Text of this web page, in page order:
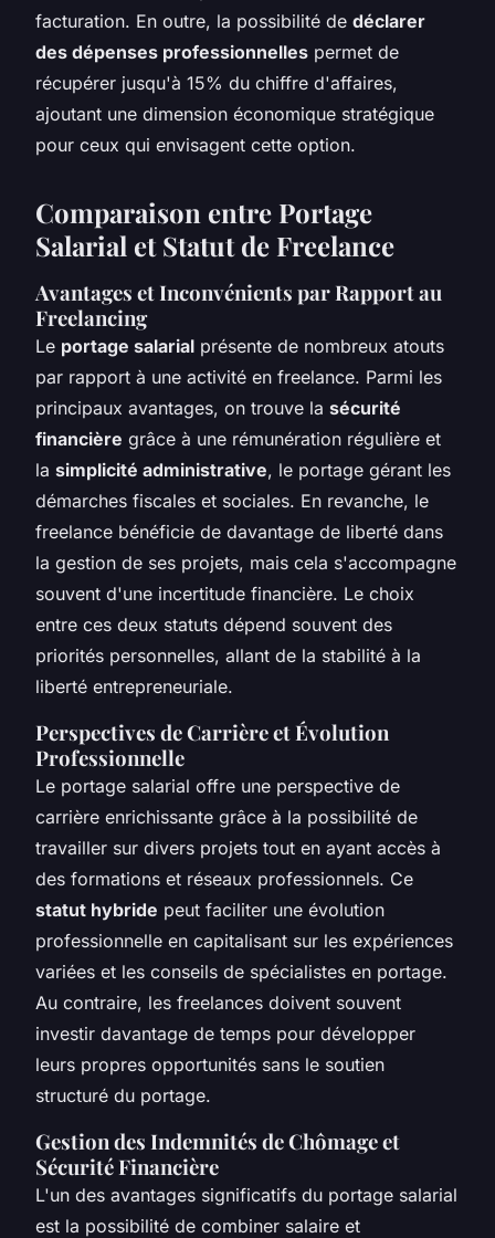
facturation. En outre, la possibilité de déclarer
des dépenses professionnelles permet de
récupérer jusqu'à 15% du chiffre d'affaires,
ajoutant une dimension économique stratégique
pour ceux qui envisagent cette option.
Comparaison entre Portage
Salarial et Statut de Freelance
Avantages et Inconvénients par Rapport au
Freelancing
Le portage salarial présente de nombreux atouts
par rapport à une activité en freelance. Parmi les
principaux avantages, on trouve la sécurité
financière grâce à une rémunération régulière et
la simplicité administrative, le portage gérant les
démarches fiscales et sociales. En revanche, le
freelance bénéficie de davantage de liberté dans
la gestion de ses projets, mais cela s'accompagne
souvent d'une incertitude financière. Le choix
entre ces deux statuts dépend souvent des
priorités personnelles, allant de la stabilité à la
liberté entrepreneuriale.
Perspectives de Carrière et Évolution
Professionnelle
Le portage salarial offre une perspective de
carrière enrichissante grâce à la possibilité de
travailler sur divers projets tout en ayant accès à
des formations et réseaux professionnels. Ce
statut hybride peut faciliter une évolution
professionnelle en capitalisant sur les expériences
variées et les conseils de spécialistes en portage.
Au contraire, les freelances doivent souvent
investir davantage de temps pour développer
leurs propres opportunités sans le soutien
structuré du portage.
Gestion des Indemnités de Chômage et
Sécurité Financière
L'un des avantages significatifs du portage salarial
est la possibilité de combiner salaire et